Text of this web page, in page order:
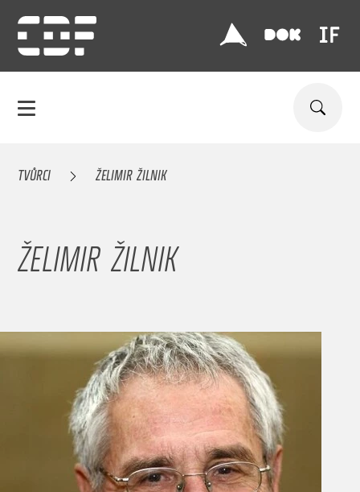
TVŮRCI ŽELIMIR ŽILNIK
ŽELIMIR ŽILNIK